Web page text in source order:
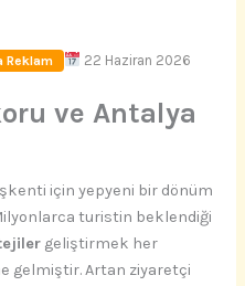
Reklam 22 Haziran 2026
ve Antalya
için yepyeni bir dönüm
turistin beklendiği
geliştirmek her
gelmiştir. Artan ziyaretçi